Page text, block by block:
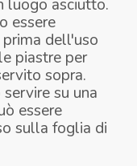
luogo asciutto.
essere
dell'uso
piastre per
sopra.
su una
essere
sulla foglia di